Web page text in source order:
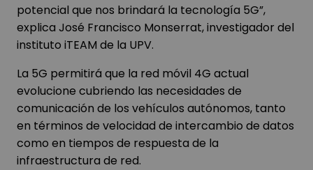
potencial que nos brindará la tecnología 5G”,
explica José Francisco Monserrat, investigador del
instituto iTEAM de la UPV.
La 5G permitirá que la red móvil 4G actual
evolucione cubriendo las necesidades de
comunicación de los vehículos autónomos, tanto
en términos de velocidad de intercambio de datos
como en tiempos de respuesta de la
infraestructura de red.